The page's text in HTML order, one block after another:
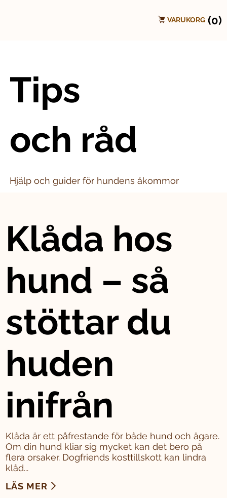
VARUKORG (0)
Tips
och råd
Hjälp och guider för hundens åkommor
Klåda hos
hund – så
stöttar du
huden
inifrån
Klåda är ett påfrestande för både hund och ägare.
Om din hund kliar sig mycket kan det bero på
flera orsaker. Dogfriends kosttillskott kan lindra
klåd...
LÄS MER